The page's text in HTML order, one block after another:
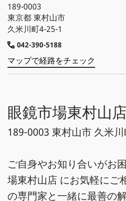
189-0003
東京都東村山市
久米川町4-25-1
042-390-5188
マップで経路をチェック
眼鏡市場東村山店
189-0003 東村山市 久米
ご自身やお知り合いがお
場東村山店 にお気軽にご
の専門家と一緒に最善の